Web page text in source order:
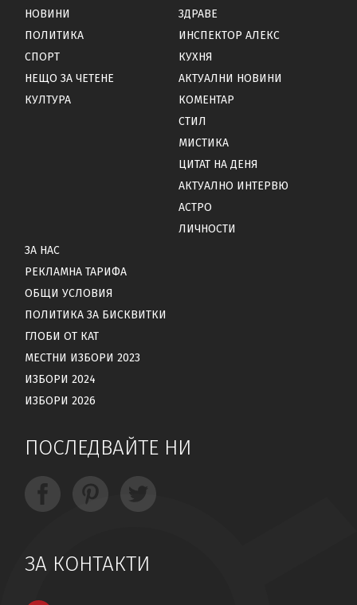
НОВИНИ
ПОЛИТИКА
СПОРТ
НЕЩО ЗА ЧЕТЕНЕ
КУЛТУРА
ЗДРАВЕ
ИНСПЕКТОР АЛЕКС
КУХНЯ
АКТУАЛНИ НОВИНИ
КОМЕНТАР
СТИЛ
МИСТИКА
ЦИТАТ НА ДЕНЯ
АКТУАЛНО ИНТЕРВЮ
АСТРО
ЛИЧНОСТИ
ЗА НАС
РЕКЛАМНА ТАРИФА
ОБЩИ УСЛОВИЯ
ПОЛИТИКА ЗА БИСКВИТКИ
ГЛОБИ ОТ КАТ
МЕСТНИ ИЗБОРИ 2023
ИЗБОРИ 2024
ИЗБОРИ 2026
ПОСЛЕДВАЙТЕ НИ
ЗА КОНТАКТИ